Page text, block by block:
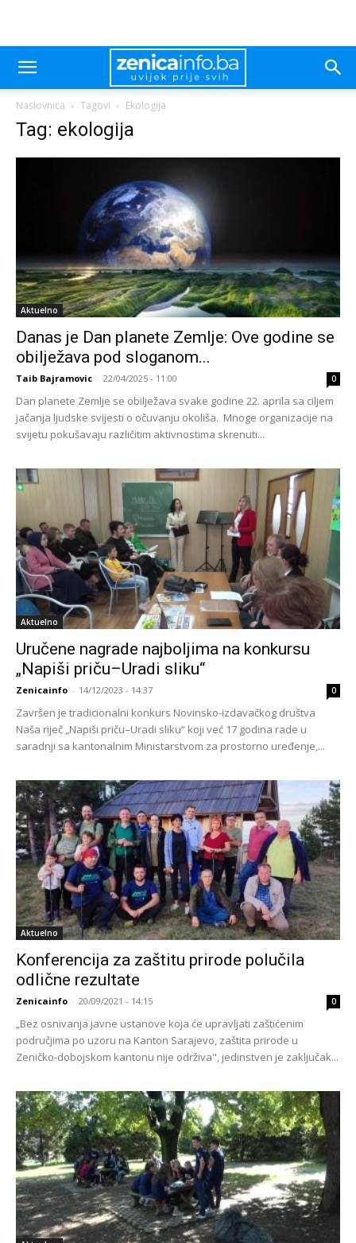
Naslovnica Tagovi Ekologija
Tag: ekologija
Aktuelno
Danas je Dan planete Zemlje: Ove godine se
obilježava pod sloganom...
Taib Bajramovic - 22/04/2025 - 11:00 0
Dan planete Zemlje se obilježava svake godine 22. aprila sa ciljem
jačanja ljudske svijesti o očuvanju okoliša. Mnoge organizacije na
svijetu pokušavaju različitim aktivnostima skrenuti...
Aktuelno
Uručene nagrade najboljima na konkursu
„Napiši priču–Uradi sliku“
Zenicainfo - 14/12/2023 - 14:37 0
Završen je tradicionalni konkurs Novinsko-izdavačkog društva
Naša riječ „Napiši priču–Uradi sliku“ koji već 17 godina rade u
saradnji sa kantonalnim Ministarstvom za prostorno uređenje,...
Aktuelno
Konferencija za zaštitu prirode polučila
odlične rezultate
Zenicainfo - 20/09/2021 - 14:15 0
„Bez osnivanja javne ustanove koja će upravljati zaštićenim
područjima po uzoru na Kanton Sarajevo, zaštita prirode u
Zeničko-dobojskom kantonu nije održiva", jedinstven je zaključak...